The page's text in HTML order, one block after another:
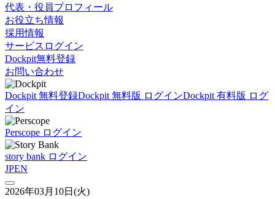
代表・役員プロフィール
お役立ち情報
採用情報
サービスログイン
Dockpit無料登録
お問い合わせ
Dockpit 無料登録Dockpit 無料版 ログインDockpit 有料版 ログ
イン
Perscope ログイン
story bank ログイン
JPEN
2026年03月10日(火)